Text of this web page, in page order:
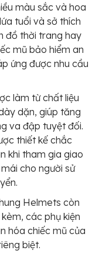
màu sắc và hoa
tuổi và sở thích
đồ thời trang hay
mũ bảo hiểm an
ứng được nhu cầu
làm từ chất liệu
dặn, giúp tăng
va đập tuyệt đối.
thiết kế chắc
khi tham gia giao
cho người sử
Helmets còn
các phụ kiện
hóa chiếc mũ của
biệt.